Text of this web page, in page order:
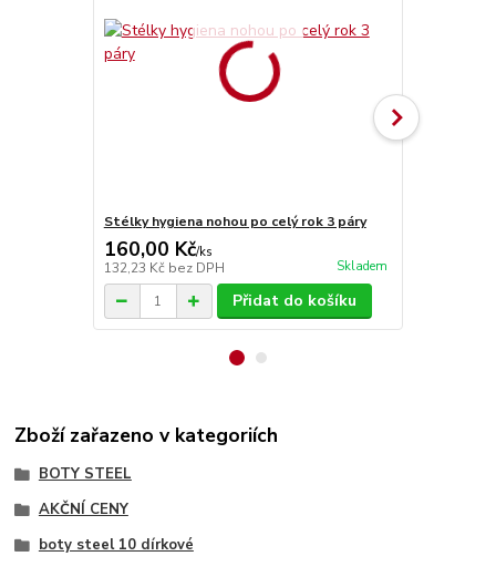
Stélky hygiena nohou po celý rok 3 páry
160,00 Kč/ks
132,23 Kč bez DPH Skladem
Přidat do košíku
Zboží zařazeno v kategoriích
BOTY STEEL
AKČNÍ CENY
boty steel 10 dírkové